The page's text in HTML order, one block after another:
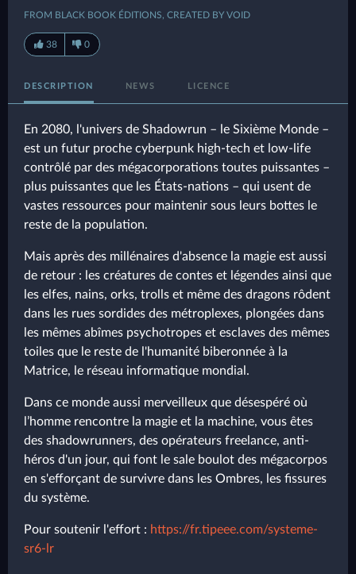
FROM BLACK BOOK ÉDITIONS, CREATED BY VOID
38 0
DESCRIPTION NEWS LICENCE
En 2080, l'univers de Shadowrun – le Sixième Monde –
est un futur proche cyberpunk high-tech et low-life
contrôlé par des mégacorporations toutes puissantes –
plus puissantes que les États-nations – qui usent de
vastes ressources pour maintenir sous leurs bottes le
reste de la population.
Mais après des millénaires d'absence la magie est aussi
de retour : les créatures de contes et légendes ainsi que
les elfes, nains, orks, trolls et même des dragons rôdent
dans les rues sordides des métroplexes, plongées dans
les mêmes abîmes psychotropes et esclaves des mêmes
toiles que le reste de l'humanité biberonnée à la
Matrice, le réseau informatique mondial.
Dans ce monde aussi merveilleux que désespéré où
l’homme rencontre la magie et la machine, vous êtes
des shadowrunners, des opérateurs freelance, anti-
héros d'un jour, qui font le sale boulot des mégacorpos
en s'efforçant de survivre dans les Ombres, les fissures
du système.
Pour soutenir l'effort : https://fr.tipeee.com/systeme-
sr6-lr